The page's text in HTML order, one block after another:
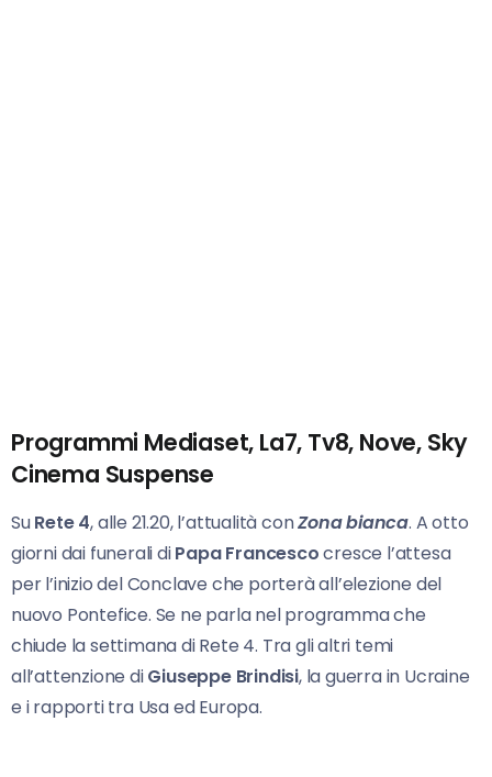
Programmi Mediaset, La7, Tv8, Nove, Sky
Cinema Suspense
SuRete 4, alle 21.20, l’attualità conZona bianca. A otto
giorni dai funerali diPapa Francescocresce l’attesa
per l’inizio del Conclave che porterà all’elezione del
nuovo Pontefice. Se ne parla nel programma che
chiude la settimana di Rete 4. Tra gli altri temi
all’attenzione diGiuseppe Brindisi, la guerra in Ucraine
e i rapporti tra Usa ed Europa.